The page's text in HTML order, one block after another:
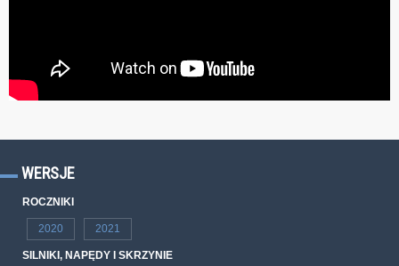
WERSJE
ROCZNIKI
2020 2021
SILNIKI, NAPĘDY I SKRZYNIE